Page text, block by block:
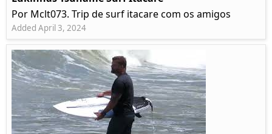
Por Mclt073. Trip de surf itacare com os amigos
Added April 3, 2024